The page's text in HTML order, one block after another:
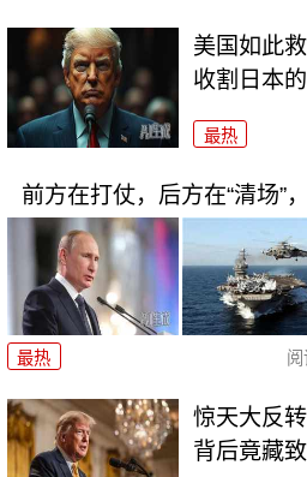
美国如此
收割日本的
最热
前方在打仗，后方在“清场”
最热
惊天大反
背后竟藏